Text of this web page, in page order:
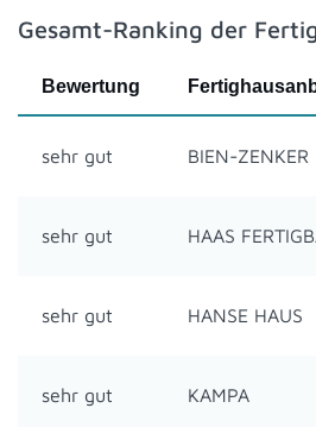
Gesamt-Ranking der
Bewertung
sehr gut BIEN-ZENKER
sehr gut HAAS
sehr gut HANSE HAUS
sehr gut KAMPA